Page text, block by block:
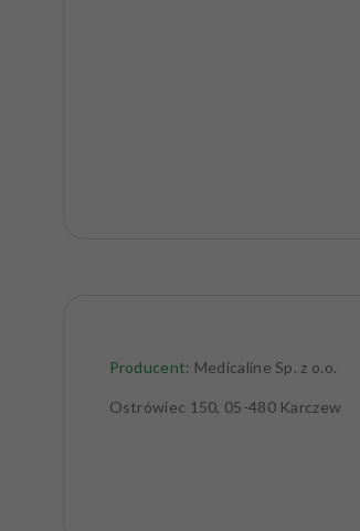
Producent: Medicaline Sp. z o.o.
Ostrówiec 150, 05-480 Karczew